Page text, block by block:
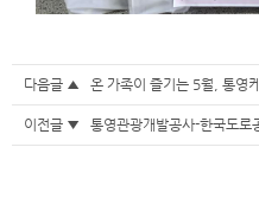
다음글 ▲ 온 가족이 즐기는 5월, 통영
이전글 ▼ 통영관광개발공사-한국도